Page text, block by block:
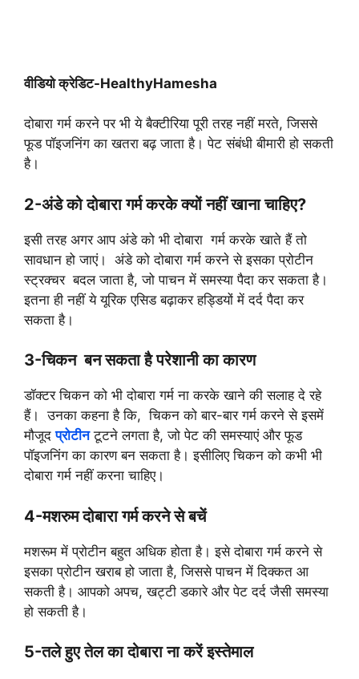
वीडियो क्रेडिट-HealthyHamesha
दोबारा गर्म करने पर भी ये बैक्टीरिया पूरी तरह नहीं मरते, जिससे
फूड पॉइजनिंग का खतरा बढ़ जाता है। पेट संबंधी बीमारी हो सकती
है।
2-अंडे को दोबारा गर्म करके क्यों नहीं खाना चाहिए?
इसी तरह अगर आप अंडे को भी दोबारा गर्म करके खाते हैं तो
सावधान हो जाएं। अंडे को दोबारा गर्म करने से इसका प्रोटीन
स्ट्रक्चर बदल जाता है, जो पाचन में समस्या पैदा कर सकता है।
इतना ही नहीं ये यूरिक एसिड बढ़ाकर हड्डियों में दर्द पैदा कर
सकता है।
3-चिकन बन सकता है परेशानी का कारण
डॉक्टर चिकन को भी दोबारा गर्म ना करके खाने की सलाह दे रहे
हैं। उनका कहना है कि, चिकन को बार-बार गर्म करने से इसमें
मौजूदप्रोटीनटूटने लगता है, जो पेट की समस्याएं और फूड
पॉइजनिंग का कारण बन सकता है। इसीलिए चिकन को कभी भी
दोबारा गर्म नहीं करना चाहिए।
4-मशरुम दोबारा गर्म करने से बचें
मशरूम में प्रोटीन बहुत अधिक होता है। इसे दोबारा गर्म करने से
इसका प्रोटीन खराब हो जाता है, जिससे पाचन में दिक्कत आ
सकती है। आपको अपच, खट्टी डकारे और पेट दर्द जैसी समस्या
हो सकती है।
5-तले हुए तेल का दोबारा ना करें इस्तेमाल